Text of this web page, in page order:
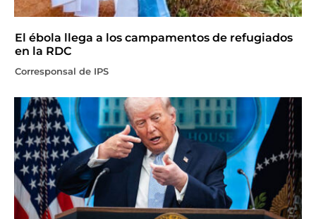
El ébola llega a los campamentos de refugiados
en la RDC
Corresponsal de IPS